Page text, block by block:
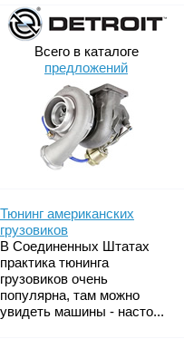
Всего в каталоге
предложений
Тюнинг американских
грузовиков
В Соединенных Штатах
практика тюнинга
грузовиков очень
популярна, там можно
увидеть машины - насто...